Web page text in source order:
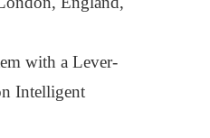
with a Lever-
Intelligent